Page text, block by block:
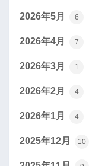
2026年5月 6
2026年4月 7
2026年3月 1
2026年2月 4
2026年1月 4
2025年12月 10